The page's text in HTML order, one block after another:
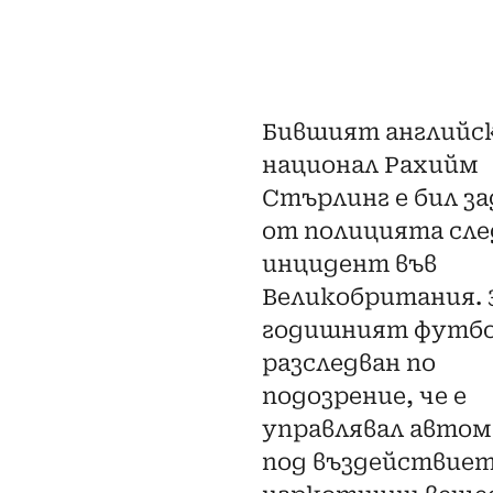
Бившият
национал Рахийм
Стърлинг е бил
от полицията
инцидент във
Великобритания.
годишният
разследван по
подозрение, че е
управлявал
под